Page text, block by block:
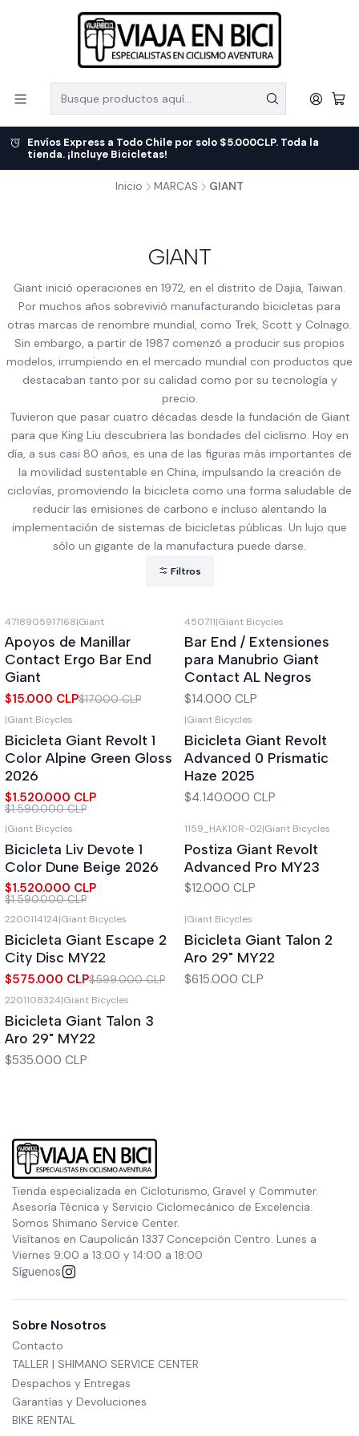
Envíos Express a Todo Chile por solo $5.000CLP. Toda la
tienda. ¡Incluye Bicicletas!
Inicio MARCAS GIANT
GIANT
Giant inició operaciones en 1972, en el distrito de Dajia, Taiwan.
Por muchos años sobrevivió manufacturando bicicletas para
otras marcas de renombre mundial, como Trek, Scott y Colnago.
Sin embargo, a partir de 1987 comenzó a producir sus propios
modelos, irrumpiendo en el mercado mundial con productos que
destacaban tanto por su calidad como por su tecnología y
precio.
Tuvieron que pasar cuatro décadas desde la fundación de Giant
para que King Liu descubriera las bondades del ciclismo. Hoy en
día, a sus casi 80 años, es una de las figuras más importantes de
la movilidad sustentable en China, impulsando la creación de
ciclovías, promoviendo la bicicleta como una forma saludable de
reducir las emisiones de carbono e incluso alentando la
implementación de sistemas de bicicletas públicas. Un lujo que
sólo un gigante de la manufactura puede darse.
Filtros
-12%OFF
4718905917168|Giant
Apoyos de Manillar
Contact Ergo Bar End
Giant
$15.000 CLP$17.000 CLP
450711|Giant Bicycles
Bar End / Extensiones
para Manubrio Giant
Contact AL Negros
$14.000 CLP
|Giant Bicycles
Bicicleta Giant Revolt 1
Color Alpine Green Gloss
2026
$1.520.000 CLP
$1.590.000 CLP
|Giant Bicycles
Bicicleta Giant Revolt
Advanced 0 Prismatic
Haze 2025
$4.140.000 CLP
-4%OFF
|Giant Bicycles
Bicicleta Liv Devote 1
Color Dune Beige 2026
$1.520.000 CLP
$1.590.000 CLP
1159_HAK10R-02|Giant Bicycles
Postiza Giant Revolt
Advanced Pro MY23
$12.000 CLP
Agotado
2200114124|Giant Bicycles
Bicicleta Giant Escape 2
City Disc MY22
$575.000 CLP$599.000 CLP
Agotado
|Giant Bicycles
Bicicleta Giant Talon 2
Aro 29" MY22
$615.000 CLP
2201108324|Giant Bicycles
Bicicleta Giant Talon 3
Aro 29" MY22
$535.000 CLP
Tienda especializada en Cicloturismo, Gravel y Commuter.
Asesoría Técnica y Servicio Ciclomecánico de Excelencia.
Somos Shimano Service Center.
Visítanos en Caupolicán 1337 Concepción Centro. Lunes a
Viernes 9:00 a 13:00 y 14:00 a 18:00
Síguenos
Sobre Nosotros
Contacto
TALLER | SHIMANO SERVICE CENTER
Despachos y Entregas
Garantías y Devoluciones
BIKE RENTAL